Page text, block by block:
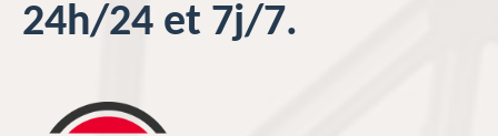
24h/24 et 7j/7.